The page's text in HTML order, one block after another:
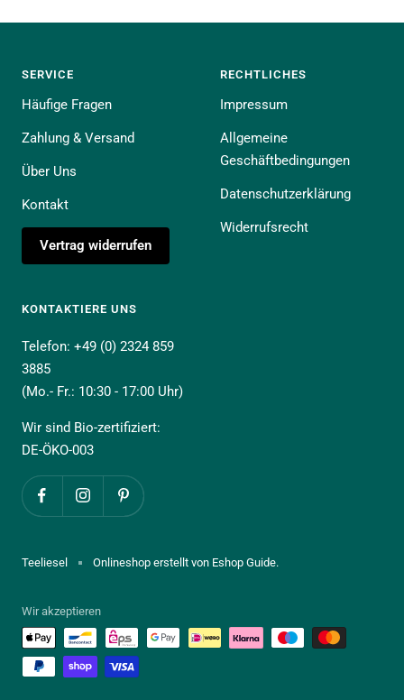
SERVICE
Häufige Fragen
Zahlung & Versand
Über Uns
Kontakt
Vertrag widerrufen
RECHTLICHES
Impressum
Allgemeine
Geschäftbedingungen
Datenschutzerklärung
Widerrufsrecht
KONTAKTIERE UNS
Telefon: +49 (0) 2324 859
3885
(Mo.- Fr.: 10:30 - 17:00 Uhr)
Wir sind Bio-zertifiziert:
DE-ÖKO-003
Teeliesel Onlineshop erstellt von Eshop Guide.
Wir akzeptieren